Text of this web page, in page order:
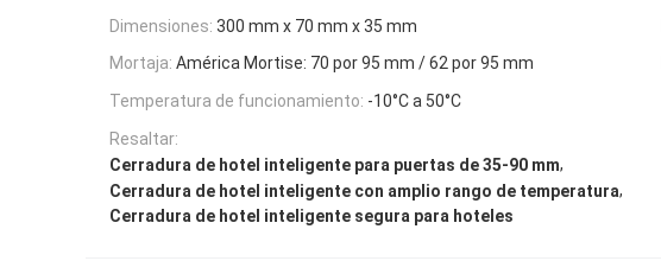
Dimensiones: 300 mm x 70 mm x 35 mm
Mortaja: América Mortise: 70 por 95 mm / 62 por 95 mm
Temperatura de funcionamiento: -10°C a 50°C
Resaltar:
Cerradura de hotel inteligente para puertas de 35-90 mm,
Cerradura de hotel inteligente con amplio rango de temperatura,
Cerradura de hotel inteligente segura para hoteles